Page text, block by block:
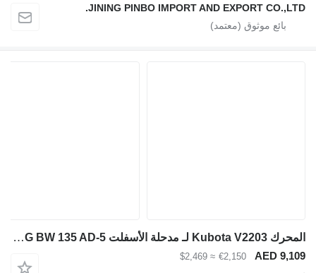
JINING PINBO IMPORT AND EXPORT CO.,LTD.
المحرك Kubota V2203 لـ مدحلة الأسفلت BOMAG BW 135 AD-5
AED 9,109
€2,150
≈ $2,469